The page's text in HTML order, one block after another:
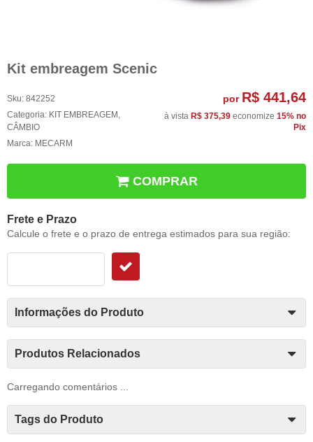
Kit embreagem Scenic
Sku: 842252
Categoria: KIT EMBREAGEM ,
CÂMBIO
Marca: MECARM
por R$ 441,64
à vista R$ 375,39 economize 15% no
Pix
COMPRAR
Frete e Prazo
Calcule o frete e o prazo de entrega estimados para sua região:
Informações do Produto
Produtos Relacionados
Carregando comentários ...
Tags do Produto